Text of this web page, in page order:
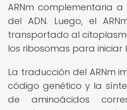
ARNm complementaria
del ADN. Luego, el
transportado al
los ribosomas para iniciar
La traducción del ARNm
código genético y la
de aminoácidos